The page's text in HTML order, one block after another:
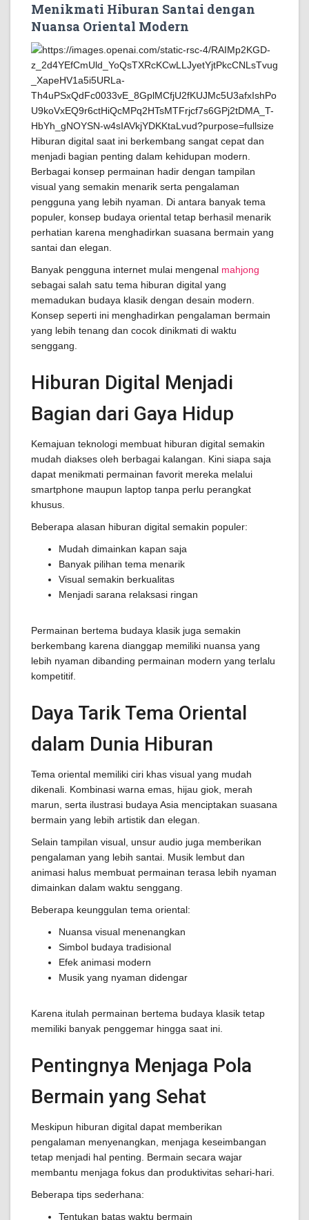
Menikmati Hiburan Santai dengan
Nuansa Oriental Modern
Hiburan digital saat ini berkembang sangat cepat dan
menjadi bagian penting dalam kehidupan modern.
Berbagai konsep permainan hadir dengan tampilan
visual yang semakin menarik serta pengalaman
pengguna yang lebih nyaman. Di antara banyak tema
populer, konsep budaya oriental tetap berhasil menarik
perhatian karena menghadirkan suasana bermain yang
santai dan elegan.
Banyak pengguna internet mulai mengenal mahjong
sebagai salah satu tema hiburan digital yang
memadukan budaya klasik dengan desain modern.
Konsep seperti ini menghadirkan pengalaman bermain
yang lebih tenang dan cocok dinikmati di waktu
senggang.
Hiburan Digital Menjadi
Bagian dari Gaya Hidup
Kemajuan teknologi membuat hiburan digital semakin
mudah diakses oleh berbagai kalangan. Kini siapa saja
dapat menikmati permainan favorit mereka melalui
smartphone maupun laptop tanpa perlu perangkat
khusus.
Beberapa alasan hiburan digital semakin populer:
Mudah dimainkan kapan saja
Banyak pilihan tema menarik
Visual semakin berkualitas
Menjadi sarana relaksasi ringan
Permainan bertema budaya klasik juga semakin
berkembang karena dianggap memiliki nuansa yang
lebih nyaman dibanding permainan modern yang terlalu
kompetitif.
Daya Tarik Tema Oriental
dalam Dunia Hiburan
Tema oriental memiliki ciri khas visual yang mudah
dikenali. Kombinasi warna emas, hijau giok, merah
marun, serta ilustrasi budaya Asia menciptakan suasana
bermain yang lebih artistik dan elegan.
Selain tampilan visual, unsur audio juga memberikan
pengalaman yang lebih santai. Musik lembut dan
animasi halus membuat permainan terasa lebih nyaman
dimainkan dalam waktu senggang.
Beberapa keunggulan tema oriental:
Nuansa visual menenangkan
Simbol budaya tradisional
Efek animasi modern
Musik yang nyaman didengar
Karena itulah permainan bertema budaya klasik tetap
memiliki banyak penggemar hingga saat ini.
Pentingnya Menjaga Pola
Bermain yang Sehat
Meskipun hiburan digital dapat memberikan
pengalaman menyenangkan, menjaga keseimbangan
tetap menjadi hal penting. Bermain secara wajar
membantu menjaga fokus dan produktivitas sehari-hari.
Beberapa tips sederhana:
Tentukan batas waktu bermain